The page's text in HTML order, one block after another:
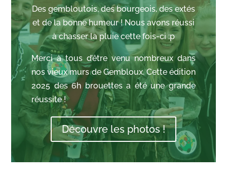
Des gembloutois, des bourgeois, des extés
et de la bonne humeur ! Nous avons réussi
à chasser la pluie cette fois-ci :p
Merci à tous d’être venu nombreux dans
nos vieux murs de Gembloux. Cette édition
2025 des 6h brouettes a été une grande
réussite !
Découvre les photos !